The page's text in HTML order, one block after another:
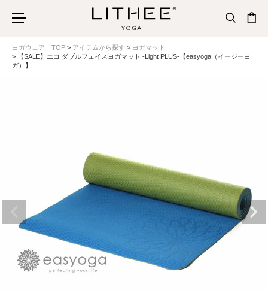
ヨガウェア｜TOP アイテムから探す
ヨガマット
【SALE】エコ ダブルフェイスヨガマット -Light PLUS-【easyoga（イージーヨ
ガ）】